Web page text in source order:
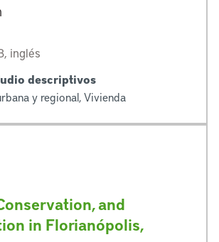
inglés
descriptivos
y regional, Vivienda
and
in Florianópolis,